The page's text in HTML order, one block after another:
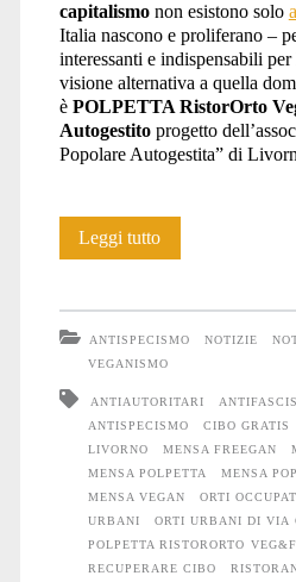
capitalismonon esistono solo
Italia nascono e proliferano –
interessanti e indispensabili
visione alternativa a quella
è POLPETTA RistorOrto
Autogestito progetto
Popolare Autogestita” di
Leggi tuttoPolpetta
chi
non
ha
soldi
non
ANTISPECISMO NOTIZIE
VEGANISMO
ANTIAUTORITARI
ANTISPECISMO
CIBO GRATIS
LIVORNO
MENSA FREEGAN
MENSA POLPETTA
MENSA
MENSA VEGAN
ORTI
URBANI
ORTI URBANI DI VIA
POLPETTA RISTORORTO
RECUPERARE CIBO